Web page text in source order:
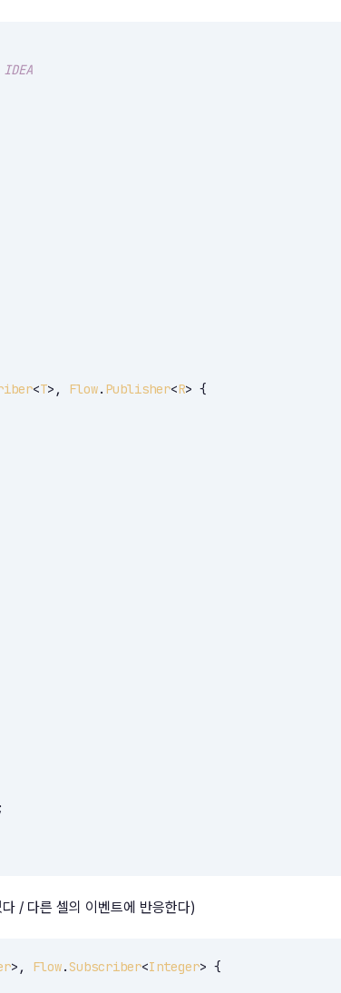
<T>, Flow. Publisher<R> {
;
/ 다른 셀의 이벤트에 반응한다)
>, Flow. Subscriber<Integer> {